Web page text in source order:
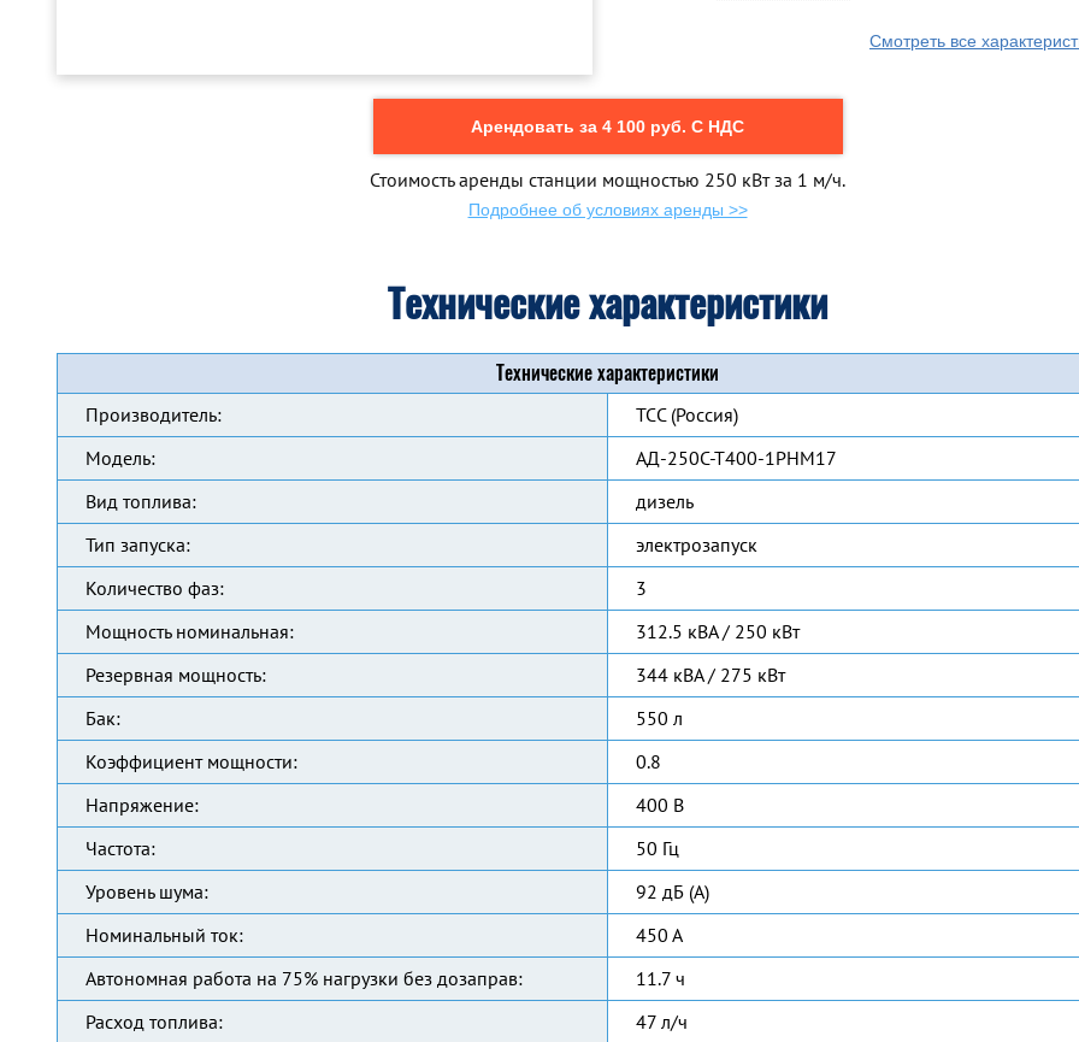
Смотреть все
Арендовать за 4 100 руб. С НДС
Стоимость аренды станции мощностью 250 кВт за 1 м/ч.
Подробнее об условиях аренды >>
Технические характеристики
Технические характеристики
Производитель:
ТСС (Россия)
Модель:
АД-250С-Т400-1РНМ17
Вид топлива:
дизель
Тип запуска:
электрозапуск
Количество фаз:
3
Мощность номинальная:
312.5 кВА / 250 кВт
Резервная мощность:
344 кВА / 275 кВт
Бак:
550 л
Коэффициент мощности:
0.8
Напряжение:
400 В
Частота:
50 Гц
Уровень шума:
92 дБ (А)
Номинальный ток:
450 А
Автономная работа на 75% нагрузки без дозаправ:
11.7 ч
Расход топлива:
47 л/ч